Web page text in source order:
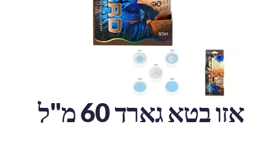
אזו בטא גארד 60 מ"ל